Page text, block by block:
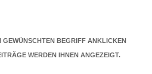
BEGRIFF ANKLICKEN
WERDEN IHNEN ANGEZEIGT.